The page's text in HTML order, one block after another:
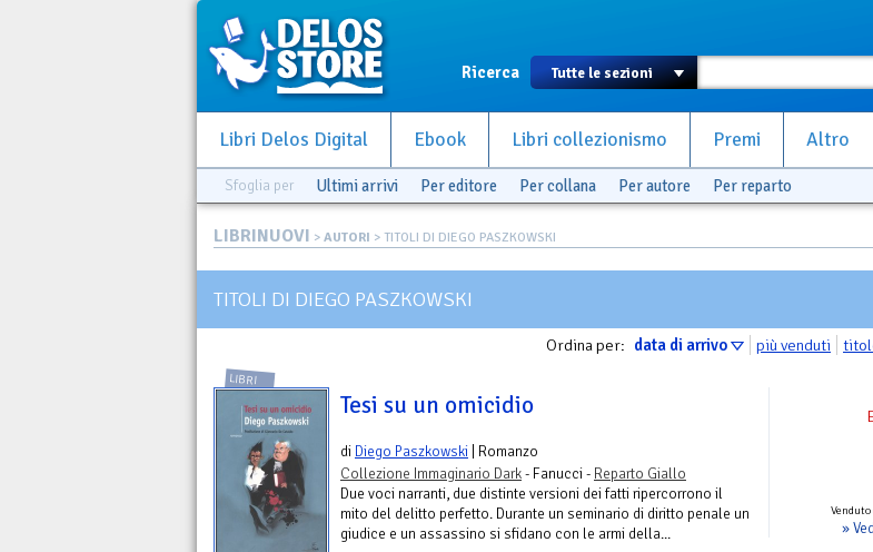
Ricerca
Libri Delos Digital Ebook Libri collezionismo Premi Altro
Sfoglia per Ultimi arrivi Per editore Per collana Per autore Per reparto
LIBRINUOVI > AUTORI > TITOLI DI DIEGO PASZKOWSKI
TITOLI DI DIEGO PASZKOWSKI
Ordina per: data di arrivo più venduti
»
LIBRI
Tesi su un omicidio
di Diego Paszkowski | Romanzo
Collezione Immaginario Dark- Fanucci - Reparto Giallo
Due voci narranti, due distinte versioni dei fatti ripercorrono il
mito del delitto perfetto. Durante un seminario di diritto penale un
giudice e un assassino si sfidano con le armi della...